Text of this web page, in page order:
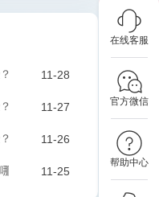
在线客服
官方微信
帮助中心
该如何预约？
11-28
该如何预约？
11-27
有哪些套餐可以选择？
11-26
些？有哪些套餐可以选择？
11-25